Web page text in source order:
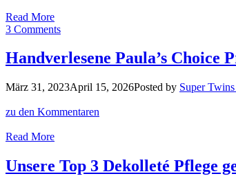
Read MorePaula’s
Choice
Sun
Protection
LSF
Test
Video!
3 Comments
Handverlesene Paula’s
März 31, 2023April 15, 2026Posted by Super
zu den Kommentaren
Read MoreHandverlesene
Choice
Produkte
Unsere Top 3 Dekolleté Pflege